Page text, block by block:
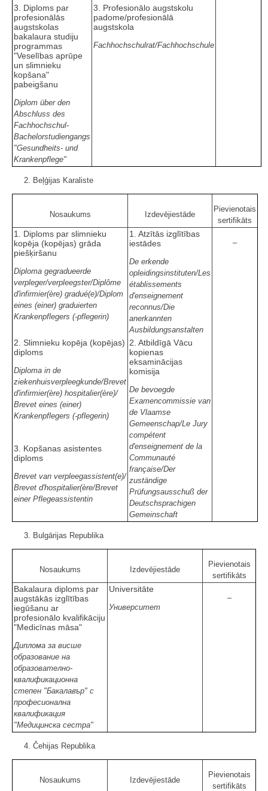
3. Diploms par
profesionālās
augstskolas
bakalaura studiju
programmas
"Veselības aprūpe
un slimnieku
kopšana"
pabeigšanu
Diplom über den
Abschluss des
Fachhochschul-
Bachelorstudiengangs
"Gesundheits- und
Krankenpflege"
3. Profesionālo augstskolu
padome/profesionālā
augstskola
Fachhochschulrat/Fachhochschule
2. Beļģijas Karaliste
Nosaukums Izdevējiestāde
Pievienotais
sertifikāts
1. Diploms par slimnieku
kopēja (kopējas) grāda
piešķiršanu
Diploma gegradueerde
verpleger/verpleegster/Diplôme
d'infirmier(ère) gradué(e)/Diplom
eines (einer) graduierten
Krankenpflegers (-pflegerin)
1. Atzītās izglītības
iestādes
De erkende
opleidingsinstituten/Les
établissements
d'enseignement
reconnus/Die
anerkannten
Ausbildungsanstalten
–
2. Slimnieku kopēja (kopējas)
diploms
Diploma in de
ziekenhuisverpleegkunde/Brevet
d'infirmier(ère) hospitalier(ère)/
Brevet eines (einer)
Krankenpflegers (-pflegerin)
2. Atbildīgā Vācu
kopienas
eksaminācijas
komisija
De bevoegde
Examencommissie van
de Vlaamse
Gemeenschap/Le Jury
compétent
d'enseignement de la
Communauté
française/Der
zuständige
Prüfungsausschuß der
Deutschsprachigen
Gemeinschaft
3. Kopšanas asistentes
diploms
Brevet van verpleegassistent(e)/
Brevet d'hospitalier(ère/Brevet
einer Pflegeassistentin
3. Bulgārijas Republika
Nosaukums Izdevējiestāde
Pievienotais
sertifikāts
Bakalaura diploms par
augstākās izglītības
iegūšanu ar
profesionālo kvalifikāciju
"Medicīnas māsa"
Диплома за висше
образование на
образователно-
квалификационна
степен "Бакалавър" с
професионална
квалификация
"Медицинска сестра"
Universitāte
Университет
–
4. Čehijas Republika
Nosaukums Izdevējiestāde
Pievienotais
sertifikāts